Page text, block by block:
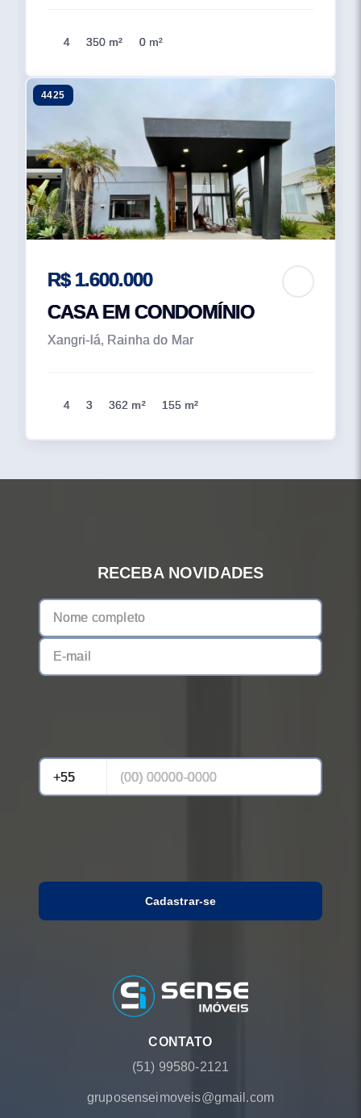
4 350 m² 0 m²
4425
R$ 1.600.000
CASA EM CONDOMÍNIO
Xangri-lá, Rainha do Mar
4 3 362 m² 155 m²
RECEBA NOVIDADES
Cadastrar-se
CONTATO
(51) 99580-2121
gruposenseimoveis@gmail.com